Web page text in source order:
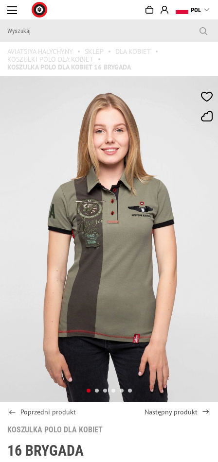
POL
AVIATSIYA HALYCHYNY SKLEP
DLA KOBIET
KOSZULKI POLO DLA KOBIET
KOSZULKA POLO DLA KOBIET 16 BRYGADA
Poprzedni produkt Następny produkt
KOSZULKA POLO DLA KOBIET
16 BRYGADA